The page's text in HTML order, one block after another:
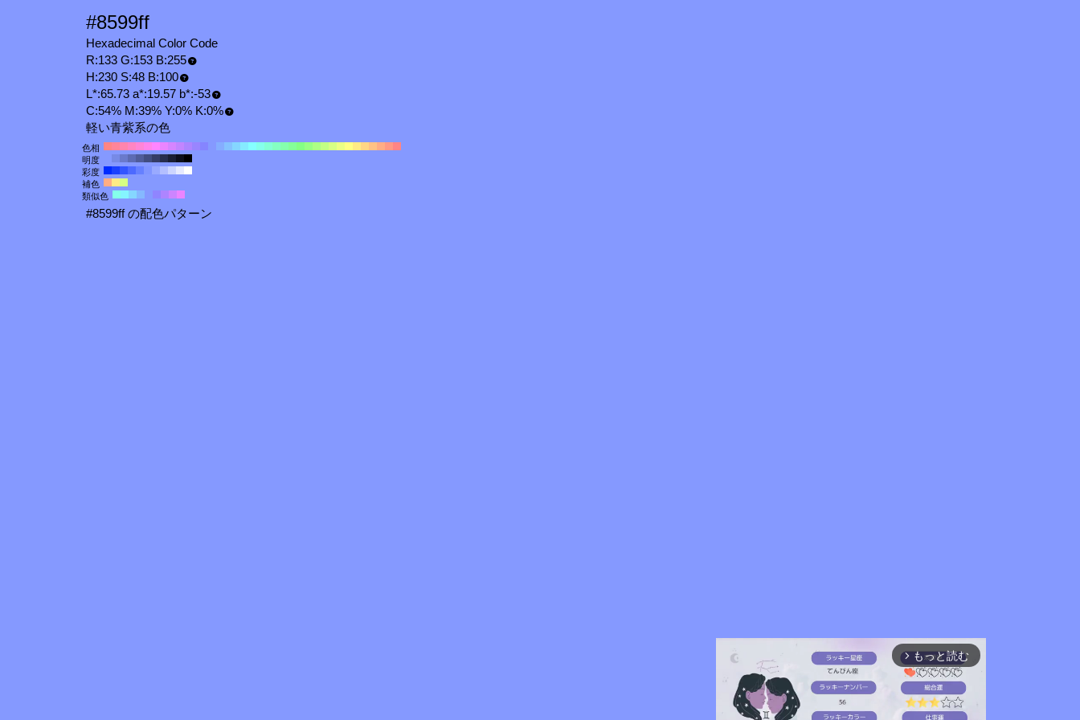
#8599ff
Hexadecimal Color Code
R:133 G:153 B:255
H:230 S:48 B:100
L*:65.73 a*:19.57 b*:-53
C:54% M:39% Y:0% K:0%
軽い青紫系の色
色相
明度
彩度
補色
類似色
#8599ff の配色パターン
arrow_forward_ios もっと読む